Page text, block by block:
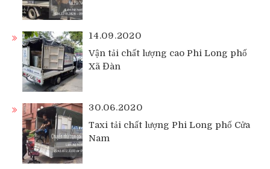
14.09.2020
Vận tải chất lượng cao Phi Long phố
Xã Đàn
30.06.2020
Taxi tải chất lượng Phi Long phố Cửa
Nam